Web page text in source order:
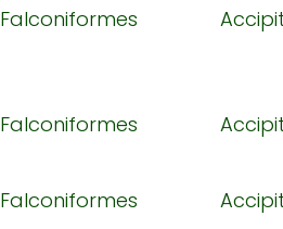
Falconiformes
Falconiformes
Falconiformes